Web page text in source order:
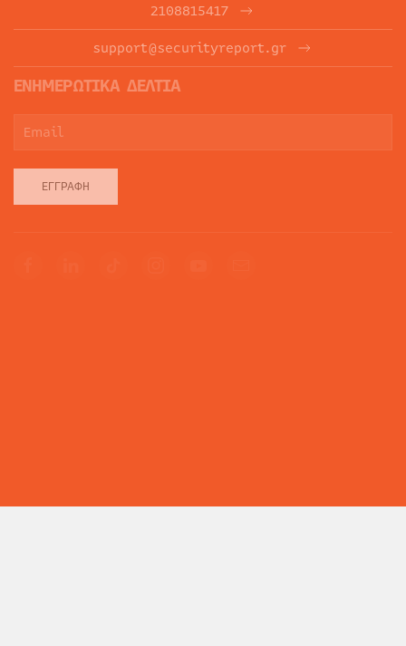
2108815417
support@securityreport.gr
ΕΝΗΜΕΡΩΤΙΚΑ ΔΕΛΤΙΑ
ΕΓΓΡΑΦΉ